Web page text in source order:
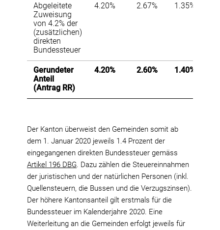
Abgeleitete
Zuweisung
von 4.2% der
(zusätzlichen)
direkten
Bundessteuer
4.20% 2.67% 1.35%
Gerundeter
Anteil
(Antrag RR)
4.20% 2.60% 1.40%
Der Kanton überweist den Gemeinden somit ab
dem 1. Januar 2020 jeweils 1.4 Prozent der
eingegangenen direkten Bundessteuer gemäss
Artikel 196 DBG. Dazu zählen die Steuereinnahmen
der juristischen und der natürlichen Personen (inkl.
Quellensteuern, die Bussen und die Verzugszinsen).
Der höhere Kantonsanteil gilt erstmals für die
Bundessteuer im Kalenderjahre 2020. Eine
Weiterleitung an die Gemeinden erfolgt jeweils für